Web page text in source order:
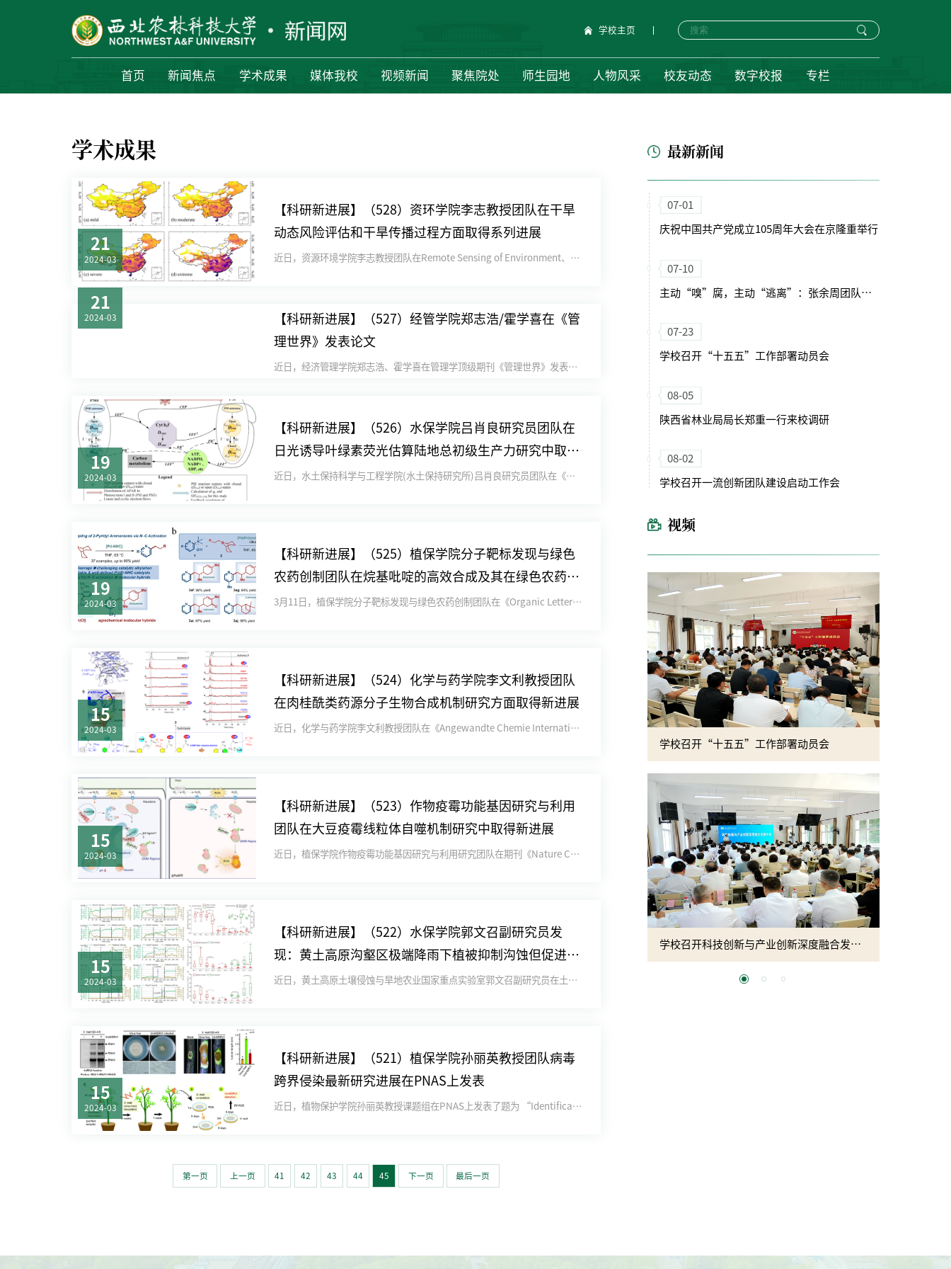
学校主页
首页 新闻焦点 学术成果 媒体我校 视频新闻 聚焦院处 师生园地 人物风采 校友动态 数字校报 专栏
学术成果
21
2024-03
【科研新进展】（528）资环学院李志教授团队在干旱
动态风险评估和干旱传播过程方面取得系列进展
近日，资源环境学院李志教授团队在Remote Sensing of Environment、Journal of ...
21
2024-03
【科研新进展】（527）经管学院郑志浩/霍学喜在《管
理世界》发表论文
近日，经济管理学院郑志浩、霍学喜在管理学顶级期刊《管理世界》发表题为“农户经营规模与土地生产率关系的再探究——来自...
19
2024-03
【科研新进展】（526）水保学院吕肖良研究员团队在
日光诱导叶绿素荧光估算陆地总初级生产力研究中取得
新进展
近日，水土保持科学与工程学院(水土保持研究所)吕肖良研究员团队在《环境遥感》( Remote Sensing of...
19
2024-03
【科研新进展】（525）植保学院分子靶标发现与绿色
农药创制团队在烷基吡啶的高效合成及其在绿色农药创
制中的应用方面取得重要进展
3月11日，植保学院分子靶标发现与绿色农药创制团队在《Organic Letters》上在线发表了题为“Pd–NH...
15
2024-03
【科研新进展】（524）化学与药学院李文利教授团队
在肉桂酰类药源分子生物合成机制研究方面取得新进展
近日，化学与药学院李文利教授团队在《Angewandte Chemie International Edition...
15
2024-03
【科研新进展】（523）作物疫霉功能基因研究与利用
团队在大豆疫霉线粒体自噬机制研究中取得新进展
近日，植保学院作物疫霉功能基因研究与利用研究团队在期刊《Nature Communications》上在线发表了题...
15
2024-03
【科研新进展】（522）水保学院郭文召副研究员发
现：黄土高原沟壑区极端降雨下植被抑制沟蚀但促进浅
层滑坡
近日，黄土高原土壤侵蚀与旱地农业国家重点实验室郭文召副研究员在土壤侵蚀研究领域取得新进展。研究以“Revegeta...
15
2024-03
【科研新进展】（521）植保学院孙丽英教授团队病毒
跨界侵染最新研究进展在PNAS上发表
近日，植物保护学院孙丽英教授课题组在PNAS上发表了题为 “Identification of a negativ...
第一页 上一页 41 42 43 44 45 下一页 最后一页
最新新闻
07-01
庆祝中国共产党成立105周年大会在京隆重举行
07-10
主动“嗅”腐，主动“逃离”：张余周团队《科学》揭示植物根系全新向性——“避腐性”
07-23
学校召开“十五五”工作部署动员会
08-05
陕西省林业局局长郑重一行来校调研
08-02
学校召开一流创新团队建设启动工作会
视频
学校召开“十五五”工作部署动员会
学校召开科技创新与产业创新深度融合发展大会